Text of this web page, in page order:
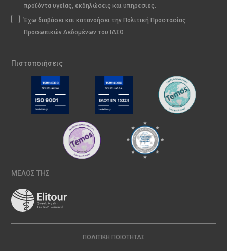
προϊόντα υγείας, εκδηλώσεις και υπηρεσίες.
Έχω διαβάσει και κατανοήσει την Πολιτική Προστασίας
Προσωπικών Δεδομένων του ΙΑΣΩ
Πιστοποιήσεις
ΜΕΛΟΣ ΤΗΣ
ΠΟΛΙΤΙΚΉ ΠΟΙΌΤΗΤΑΣ